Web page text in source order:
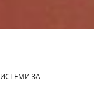
ЗА